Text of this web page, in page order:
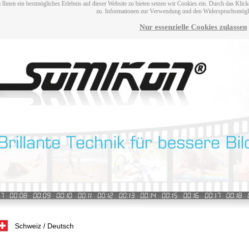
Ihnen ein bestmögliches Erlebnis auf dieser Website zu bieten setzen wir Cookies ein. Durch das
zu. Informationen zur Verwendung und den
Nur essenzielle Cookies zulassen
Schweiz / Deutsch